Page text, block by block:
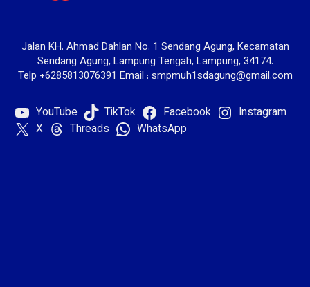
Jalan KH. Ahmad Dahlan No. 1 Sendang Agung, Kecamatan
Sendang Agung, Lampung Tengah, Lampung, 34174.
Telp +6285813076391 Email : smpmuh1sdagung@gmail.com
YouTube TikTok Facebook
Instagram
X
Threads WhatsApp